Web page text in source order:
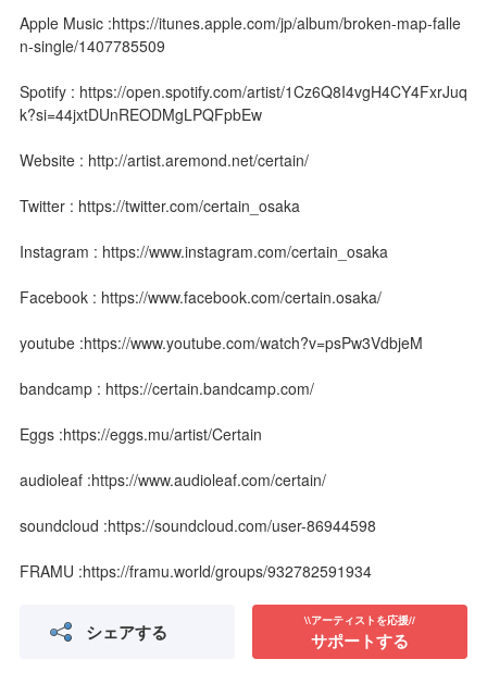
Apple Music :https://itunes.apple.com/jp/album/broken-map-falle
n-single/1407785509
Spotify : https://open.spotify.com/artist/1Cz6Q8I4vgH4CY4FxrJuq
k?si=44jxtDUnREODMgLPQFpbEw
Website : http://artist.aremond.net/certain/
Twitter : https://twitter.com/certain_osaka
Instagram : https://www.instagram.com/certain_osaka
Facebook : https://www.facebook.com/certain.osaka/
youtube :https://www.youtube.com/watch?v=psPw3VdbjeM
bandcamp : https://certain.bandcamp.com/
Eggs :https://eggs.mu/artist/Certain
audioleaf :https://www.audioleaf.com/certain/
soundcloud :https://soundcloud.com/user-86944598
FRAMU :https://framu.world/groups/932782591934
シェアする \\アーティストを応援//
サポートする